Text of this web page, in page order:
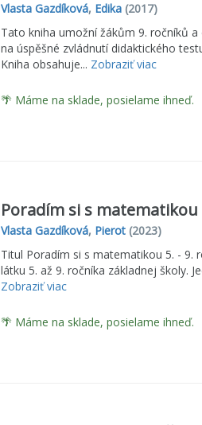
Vlasta Gazdíková, Edika(2017)
Tato kniha umožní žákům 9. ročníků
na úspěšné zvládnutí didaktického
Kniha obsahuje... Zobraziť viac
🌴 Máme na sklade, posielame ihneď.
Poradím si s
Vlasta Gazdíková, Pierot(2023)
Titul Poradím si s matematikou 5. - 9.
látku 5. až 9. ročníka základnej školy.
Zobraziť viac
🌴 Máme na sklade, posielame ihneď.